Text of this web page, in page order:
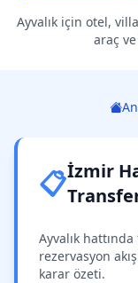
Ayvalık için otel,
araç
📋İzmir
Ayvalık
rezervasyon
karar özeti.